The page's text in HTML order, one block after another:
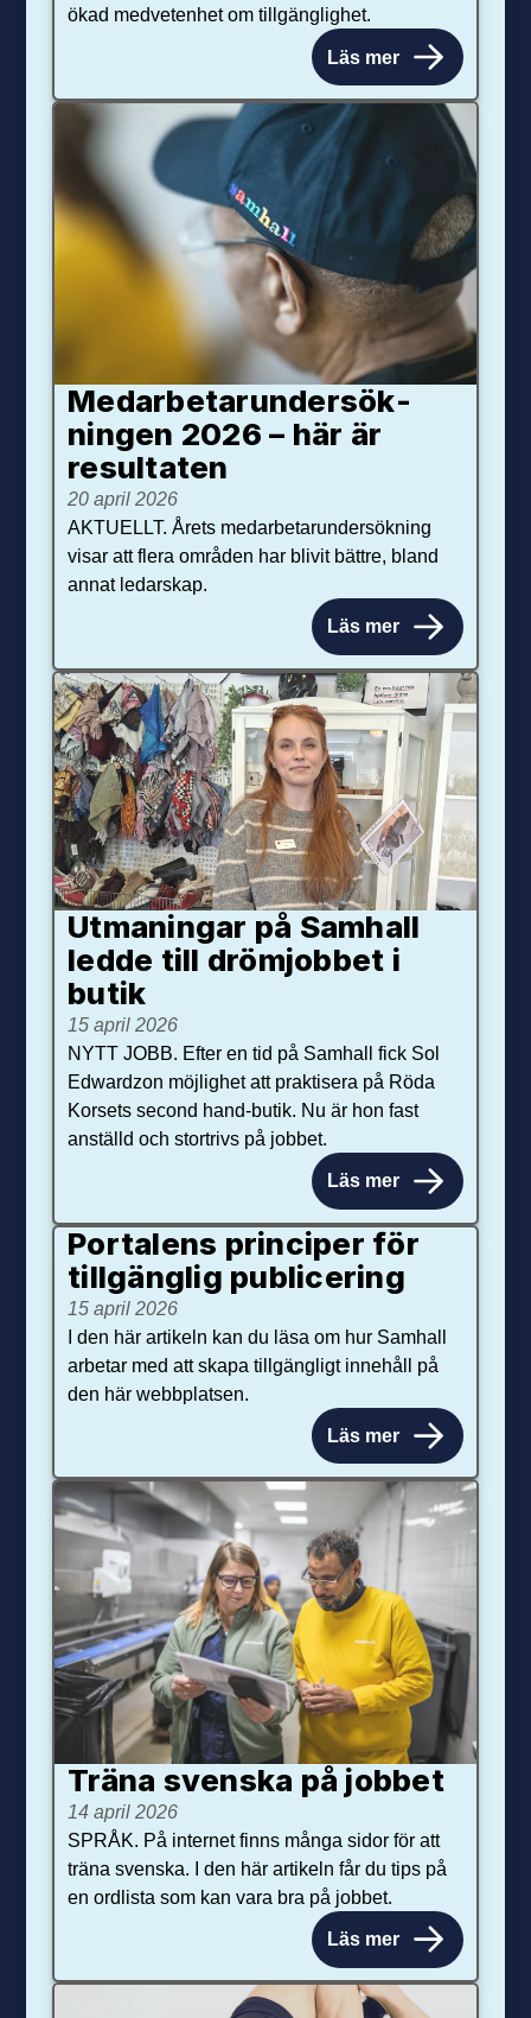
ökad medvetenhet om tillgänglighet.
Läs mer
Medarbetar­under­sök­
ningen 2026 – här är
resultaten
20 april 2026
AKTUELLT. Årets medarbetarundersökning
visar att flera områden har blivit bättre, bland
annat ledarskap.
Läs mer
Utmaningar på Sam­hall
ledde till dröm­jobbet i
butik
15 april 2026
NYTT JOBB. Efter en tid på Samhall fick Sol
Edwardzon möjlighet att praktisera på Röda
Korsets second hand-butik. Nu är hon fast
anställd och stortrivs på jobbet.
Läs mer
Portalens principer för
tillgänglig publicering
15 april 2026
I den här artikeln kan du läsa om hur Samhall
arbetar med att skapa tillgängligt innehåll på
den här webbplatsen.
Läs mer
Träna svenska på jobbet
14 april 2026
SPRÅK. På internet finns många sidor för att
träna svenska. I den här artikeln får du tips på
en ordlista som kan vara bra på jobbet.
Läs mer